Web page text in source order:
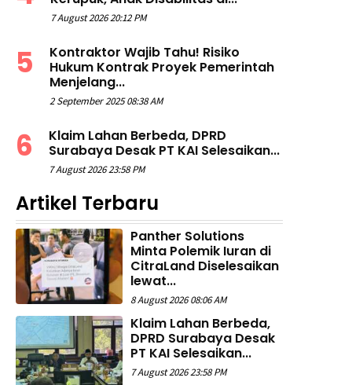
7 August 2026 20:12 PM
Kontraktor Wajib Tahu! Risiko
Hukum Kontrak Proyek Pemerintah
Menjelang...
2 September 2025 08:38 AM
Klaim Lahan Berbeda, DPRD
Surabaya Desak PT KAI Selesaikan...
7 August 2026 23:58 PM
Artikel Terbaru
Panther Solutions
Minta Polemik Iuran di
CitraLand Diselesaikan
lewat...
8 August 2026 08:06 AM
Klaim Lahan Berbeda,
DPRD Surabaya Desak
PT KAI Selesaikan...
7 August 2026 23:58 PM